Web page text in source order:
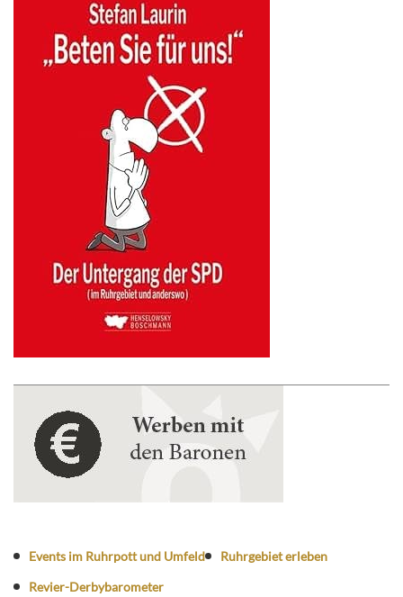
Events im Ruhrpott und Umfeld
Ruhrgebiet erleben
Revier-Derbybarometer